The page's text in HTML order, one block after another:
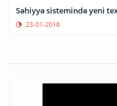
Səhiyyə sistemində yeni
23-01-2018